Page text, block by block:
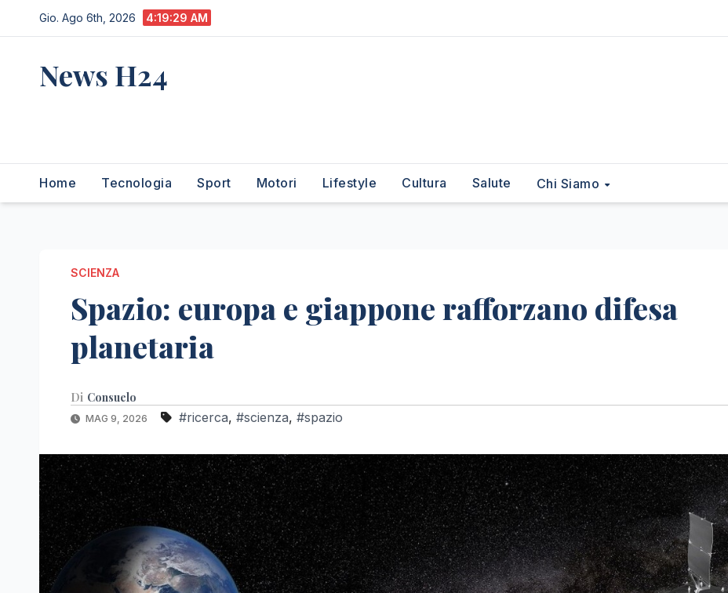
al
Gio. Ago 6th, 2026 4:19:30 AM
News H24
Home Tecnologia Sport Motori Lifestyle Cultura Salute Chi Siamo
SCIENZA
Spazio: europa e giappone rafforzano difesa
planetaria
Di Consuelo
MAG 9, 2026 #ricerca, #scienza, #spazio